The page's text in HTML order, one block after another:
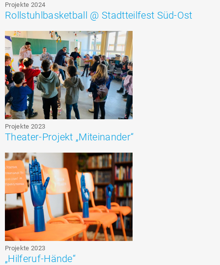
Projekte 2024
Rollstuhlbasketball @ Stadtteilfest Süd-Ost
Projekte 2023
Theater-Projekt „Miteinander“
Projekte 2023
„Hilferuf-Hände“